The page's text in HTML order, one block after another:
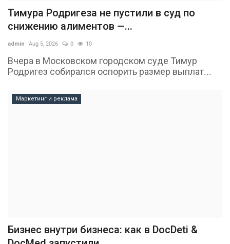
Тимура Родригеза не пустили в суд по
снижению алиментов —...
admin Aug 5, 2026 0 10
Вчера в Московском городском суде Тимур
Родригез собирался оспорить размер выплат...
Маркетинг и реклама
Бизнес внутри бизнеса: как в DocDeti &